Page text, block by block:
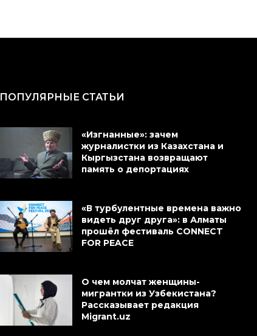
ПОПУЛЯРНЫЕ СТАТЬИ
«Изгнанные»: зачем
журналистки из Казахстана и
Кыргызстана возвращают
память о депортациях
«В турбулентные времена важно
видеть друг друга»: в Алматы
прошёл фестиваль CONNECT
FOR PEACE
О чем молчат женщины-
мигрантки из Узбекистана?
Рассказывает редакция
Migrant.uz